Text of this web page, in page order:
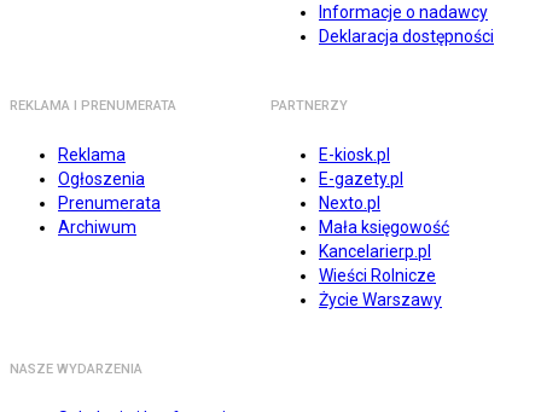
Informacje o nadawcy
Deklaracja dostępności
REKLAMA I PRENUMERATA
Reklama
Ogłoszenia
Prenumerata
Archiwum
PARTNERZY
E-kiosk.pl
E-gazety.pl
Nexto.pl
Mała księgowość
Kancelarierp.pl
Wieści Rolnicze
Życie Warszawy
NASZE WYDARZENIA